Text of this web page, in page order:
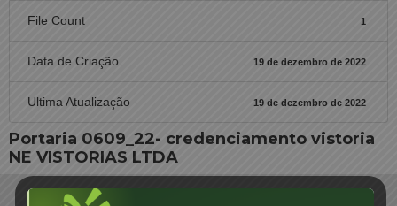
File Count 1
Data de Criação 19 de dezembro de 2022
Ultima Atualização 19 de dezembro de 2022
Portaria 0609_22- credenciamento vistoria
NE VISTORIAS LTDA